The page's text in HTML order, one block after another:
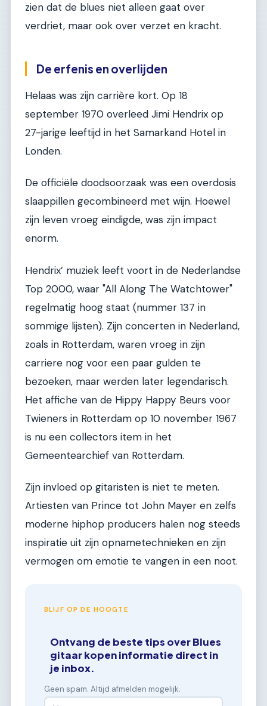
zien dat de blues niet alleen gaat over
verdriet, maar ook over verzet en kracht.
De erfenis en overlijden
Helaas was zijn carrière kort. Op 18
september 1970 overleed Jimi Hendrix op
27-jarige leeftijd in het Samarkand Hotel in
Londen.
De officiële doodsoorzaak was een overdosis
slaappillen gecombineerd met wijn. Hoewel
zijn leven vroeg eindigde, was zijn impact
enorm.
Hendrix’ muziek leeft voort in de Nederlandse
Top 2000, waar "All Along The Watchtower"
regelmatig hoog staat (nummer 137 in
sommige lijsten). Zijn concerten in Nederland,
zoals in Rotterdam, waren vroeg in zijn
carriere nog voor een paar gulden te
bezoeken, maar werden later legendarisch.
Het affiche van de Hippy Happy Beurs voor
Twieners in Rotterdam op 10 november 1967
is nu een collectors item in het
Gemeentearchief van Rotterdam.
Zijn invloed op gitaristen is niet te meten.
Artiesten van Prince tot John Mayer en zelfs
moderne hiphop producers halen nog steeds
inspiratie uit zijn opnametechnieken en zijn
vermogen om emotie te vangen in een noot.
BLIJF OP DE HOOGTE
Ontvang de beste tips over Blues
gitaar kopen informatie direct in
je inbox.
Geen spam. Altijd afmelden mogelijk.